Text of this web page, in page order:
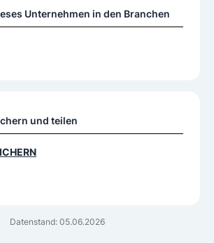
Datenstand: 05.06.2026
Unternehmen in den Branchen
und teilen